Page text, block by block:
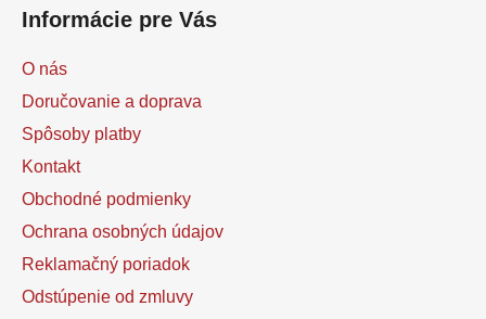
Informácie pre Vás
O nás
Doručovanie a doprava
Spôsoby platby
Kontakt
Obchodné podmienky
Ochrana osobných údajov
Reklamačný poriadok
Odstúpenie od zmluvy